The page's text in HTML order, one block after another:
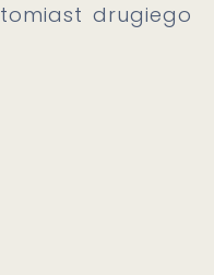
drugiego